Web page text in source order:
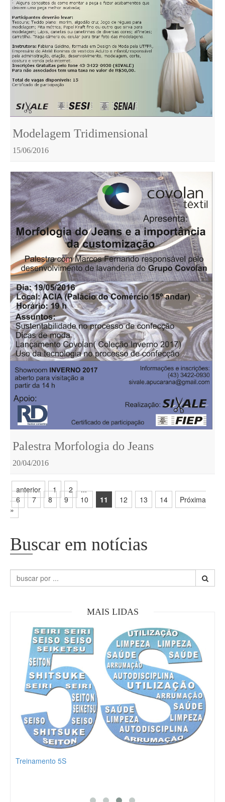
Modelagem Tridimensional
15/06/2016
Palestra Morfologia do Jeans
20/04/2016
anterior 1 2 ...
6
7 8 9 10 11 12 13 14
Próxima
»
Buscar em notícias
MAIS LIDAS
Treinamento 5S